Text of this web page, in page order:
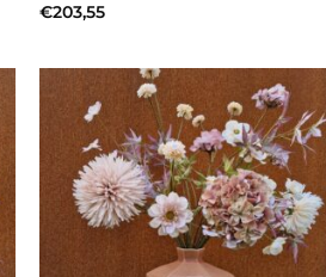
€203,55
Toevoegen
aan
verlanglijst